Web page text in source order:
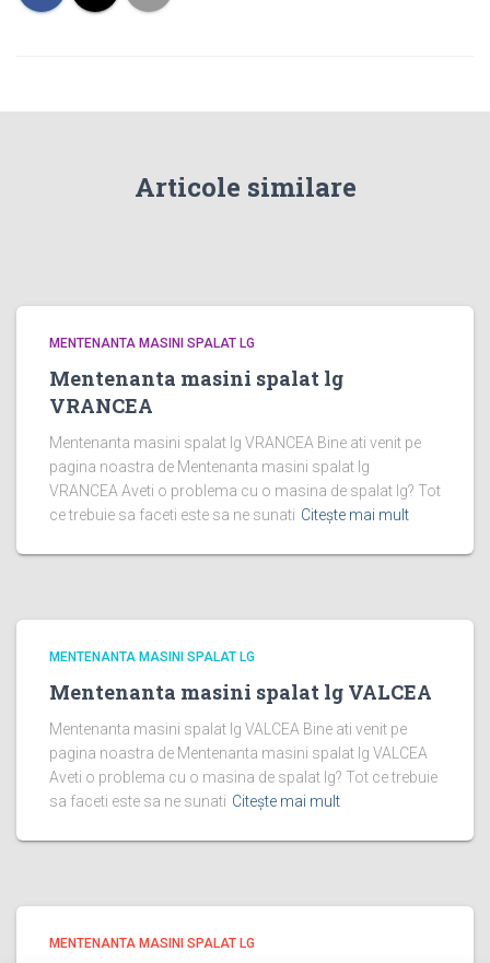
Articole similare
MENTENANTA MASINI SPALAT LG
Mentenanta masini spalat lg
VRANCEA
Mentenanta masini spalat lg VRANCEA Bine ati venit pe
pagina noastra de Mentenanta masini spalat lg
VRANCEA Aveti o problema cu o masina de spalat lg? Tot
ce trebuie sa faceti este sa ne sunati Citește mai mult
MENTENANTA MASINI SPALAT LG
Mentenanta masini spalat lg VALCEA
Mentenanta masini spalat lg VALCEA Bine ati venit pe
pagina noastra de Mentenanta masini spalat lg VALCEA
Aveti o problema cu o masina de spalat lg? Tot ce trebuie
sa faceti este sa ne sunati Citește mai mult
MENTENANTA MASINI SPALAT LG